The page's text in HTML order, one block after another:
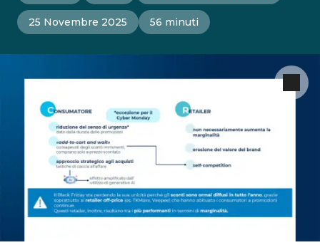
25 Novembre 2025 56 minuti